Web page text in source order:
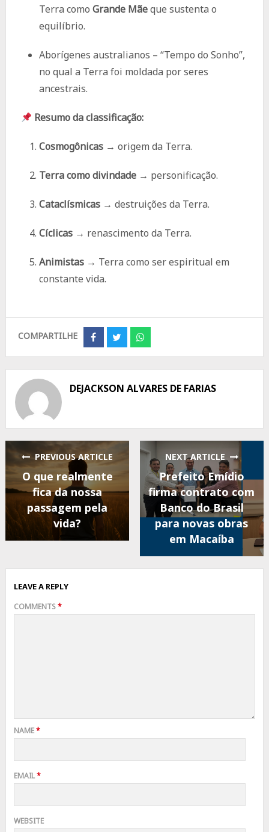
Terra como Grande Mãeque sustenta o
equilíbrio.
Aborígenes australianos – “Tempo do Sonho”,
no qual a Terra foi moldada por seres
ancestrais.
Resumo da classificação:
Cosmogônicas→ origem da Terra.
Terra como divindade→ personificação.
Cataclísmicas→ destruições da Terra.
Cíclicas→ renascimento da Terra.
Animistas→ Terra como ser espiritual em
constante vida.
COMPARTILHE
Share
Facebook
Share
Twitter
Share
Whatsapp
DEJACKSON ALVARES DE FARIAS
PREVIOUS ARTICLE
O que realmente
fica da nossa
passagem pela
vida?
NEXT ARTICLE
Prefeito Emídio
firma contrato com
Banco do Brasil
para novas obras
em Macaíba
LEAVE A REPLY
COMMENTS*
NAME*
EMAIL*
WEBSITE